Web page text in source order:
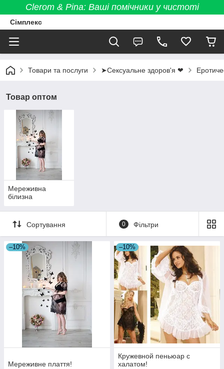
Clerom & Pina: Ваші помічники у чистоті
Сімплекс
Товари та послуги ➤Сексуальне здоров'я ❤
Товар оптом
Мереживна
білизна
Сортування 0 Фільтри
–10%
Мереживне плаття!
–10%
Кружевной пеньюар с
халатом!